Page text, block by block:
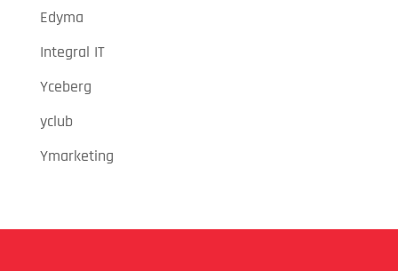
Edyma
Integral IT
Yceberg
yclub
Ymarketing